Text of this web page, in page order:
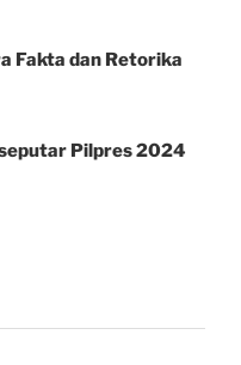
Fakta dan Retorika
Pilpres 2024